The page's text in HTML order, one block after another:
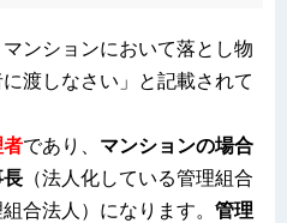
ンションにおいて落とし物
渡しなさい」と記載されて
者であり、 マンションの場合
長 （法人化している管理組合
合法人）になります。 管理